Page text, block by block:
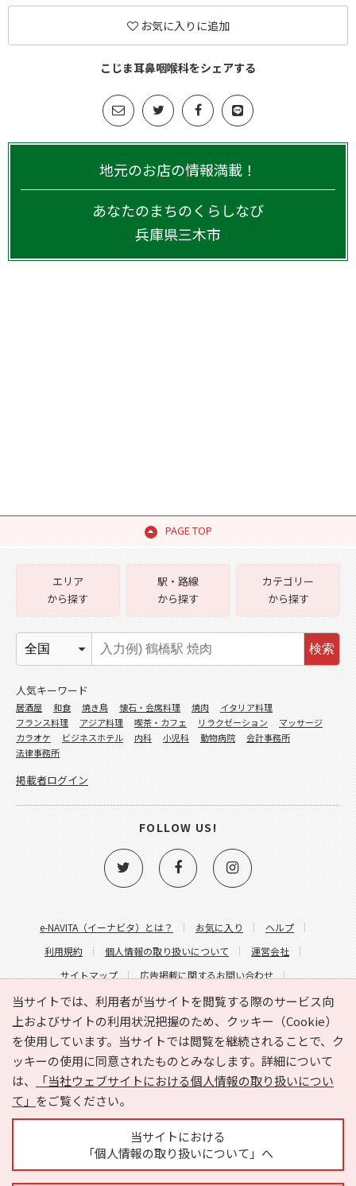
お気に入りに追加
こじま耳鼻咽喉科をシェアする
地元のお店の情報満載！
あなたのまちのくらしなび
兵庫県三木市
PAGE TOP
当サイトでは、利用者が当サイトを閲覧する際のサービス向
上およびサイトの利用状況把握のため、クッキー（Cookie）
を使用しています。当サイトでは閲覧を継続されることで、ク
ッキーの使用に同意されたものとみなします。詳細について
は、
「当社ウェブサイトにおける個人情報の取り扱いについ
て」 をご覧ください。
当サイトにおける
「個人情報の取り扱いについて」へ
e-NAVITA（イーナビタ）とは？ お気に入り
ヘルプ
利用規約
個人情報の取り扱いについて
運営会社
サイトマップ
広告掲載に関するお問い合わせ
サイトの内容に関するお問い合わせ
エリア
から探す
駅・路線
から探す
カテゴリー
から探す
検索
人気キーワード
居酒屋 和食 焼き鳥 懐石・会席料理 焼肉
イタリア料理
フランス料理
アジア料理 喫茶・カフェ リラクゼーション
マッサージ
カラオケ
ビジネスホテル 内科 小児科 動物病院
会計事務所
法律事務所
掲載者ログイン
FOLLOW US!
Copyright © HYOJITO.Co.,Ltd. All Rights Reserved.